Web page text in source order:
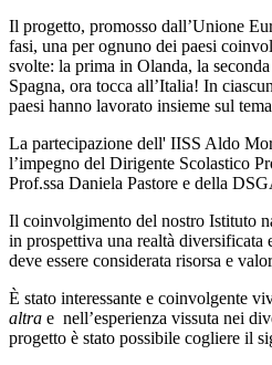
Il progetto, promosso dall’Unione
fasi, una per ognuno dei paesi
svolte: la prima in Olanda, la
Spagna, ora tocca all’Italia! In
paesi hanno lavorato insieme sul
La partecipazione dell' IISS Aldo
l’impegno del Dirigente Scolastico
Prof.ssa Daniela Pastore e della
Il coinvolgimento del nostro Istituto
in prospettiva una realtà diversificata
deve essere considerata risorsa e
È stato interessante e coinvolgente
altra e nell’esperienza vissuta nei
progetto è stato possibile cogliere il